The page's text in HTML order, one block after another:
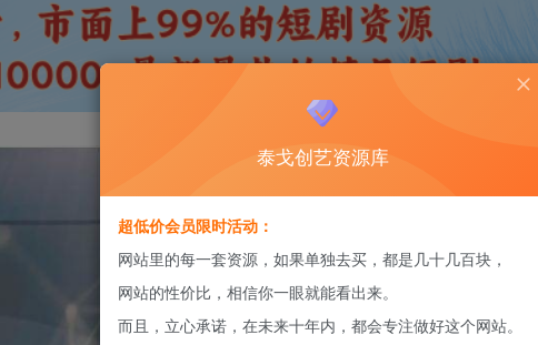
泰戈创艺资源库
超低价会员限时活动：
网站里的每一套资源，如果单独去买，都是几十几百块，
网站的性价比，相信你一眼就能看出来。
而且，立心承诺，在未来十年内，都会专注做好这个网站。